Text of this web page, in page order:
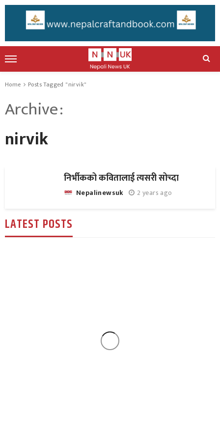
Home Posts Tagged "nirvik"
Archive
nirvik
निर्भीकको कवितालाई त्यसरी सोच्दा
Nepalinewsuk 2 years ago
LATEST POSTS